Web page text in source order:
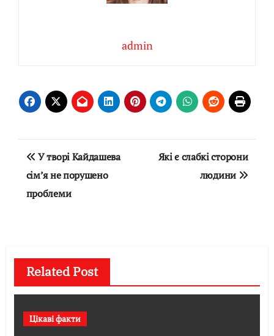
admin
Навігація
записів
У творі Кайдашева
сім’я не порушено
проблеми
Які є слабкі сторони
людини
Related Post
Цікаві факти